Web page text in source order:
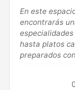
En este
encontrarás
hasta platos
preparados